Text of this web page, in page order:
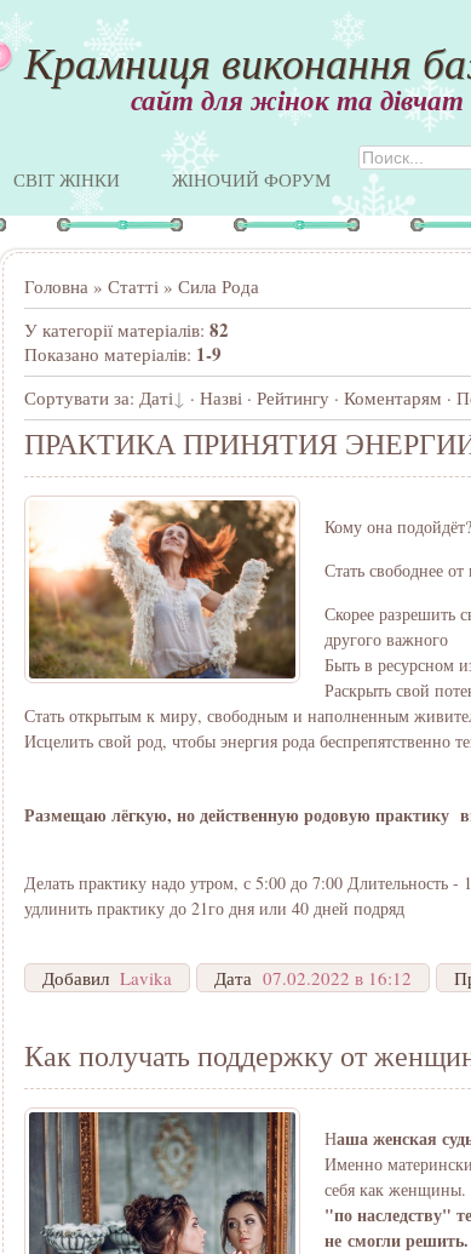
Крамниця виконання
сайт для жінок та дівчат
СВІТ ЖІНКИ ЖІНОЧИЙ ФОРУМ
Головна » Статті » Сила Рода
У категорії матеріалів: 82
Показано матеріалів: 1-9
Сортувати за: Даті · Назві · Рейтингу · Коментарям ·
ПРАКТИКА ПРИНЯТИЯ
Кому она
Стать свободнее
Скорее разрешить
другого важного
Быть в ресурсном
Раскрыть свой
Стать открытым к миру, свободным и наполненным
Исцелить свой род, чтобы энергия рода беспрепятственно
Размещаю лёгкую, но действенную родовую практику
Делать практику надо утром, с 5:00 до 7:00 Длительность
удлинить практику до 21го дня или 40 дней подряд
Добавил Lavika Дата 07.02.2022 в 16:12
Как получать поддержку от
Наша женская
Именно
себя как женщины.
"по наследству"
не смогли решить.